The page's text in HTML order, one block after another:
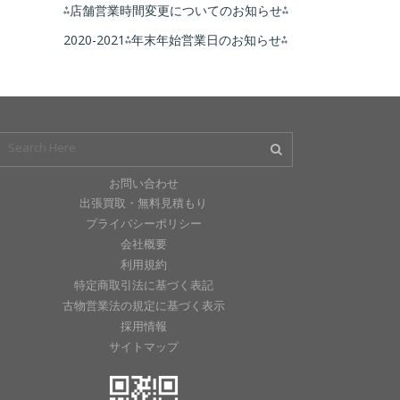
⁂店舗営業時間変更についてのお知らせ⁂
2020-2021⁂年末年始営業日のお知らせ⁂
お問い合わせ
出張買取・無料見積もり
プライバシーポリシー
会社概要
利用規約
特定商取引法に基づく表記
古物営業法の規定に基づく表示
採用情報
サイトマップ